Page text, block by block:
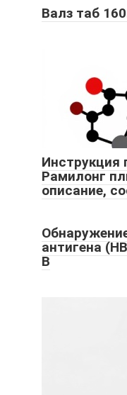
Валз таб
Инструкция
Рамилонг
описание,
антигена
В